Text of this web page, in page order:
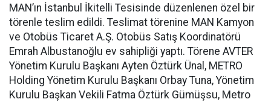
MAN’ın İstanbul İkitelli Tesisinde düzenlenen özel bir
törenle teslim edildi. Teslimat törenine MAN Kamyon
ve Otobüs Ticaret A.Ş. Otobüs Satış Koordinatörü
Emrah Albustanoğlu ev sahipliği yaptı. Törene AVTER
Yönetim Kurulu Başkanı Ayten Öztürk Ünal, METRO
Holding Yönetim Kurulu Başkanı Orbay Tuna, Yönetim
Kurulu Başkan Vekili Fatma Öztürk Gümüşsu, Metro